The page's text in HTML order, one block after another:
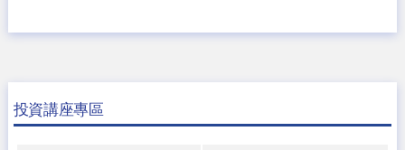
投資講座專區